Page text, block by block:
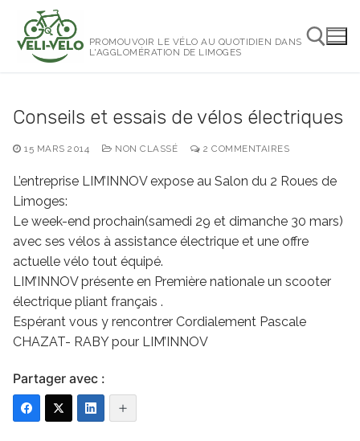
contenu
PROMOUVOIR LE VÉLO AU QUOTIDIEN DANS
L'AGGLOMÉRATION DE LIMOGES
Rechercher :
Conseils et essais de vélos électriques
15 MARS 2014 NON CLASSÉ 2 COMMENTAIRES
L’entreprise LIM’INNOV expose au Salon du 2 Roues de
Limoges:
Le week-end prochain(samedi 29 et dimanche 30 mars)
avec ses vélos à assistance électrique et une offre
actuelle vélo tout équipé.
LIM’INNOV présente en Première nationale un scooter
électrique pliant français .
Espérant vous y rencontrer Cordialement Pascale
CHAZAT- RABY pour LIM’INNOV
Partager avec :